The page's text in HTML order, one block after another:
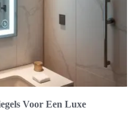
Voor Een Luxe